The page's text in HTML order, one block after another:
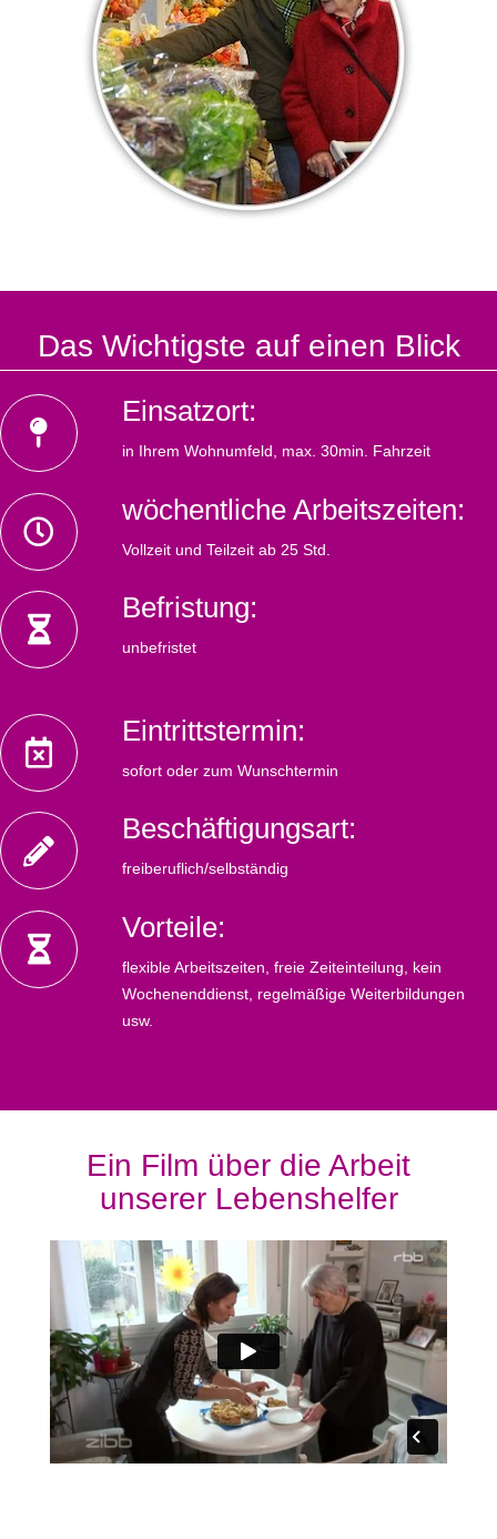
Das Wichtigste auf einen Blick
Einsatzort:
in Ihrem Wohnumfeld, max. 30min. Fahrzeit
wöchentliche Arbeitszeiten:
Vollzeit und Teilzeit ab 25 Std.
Befristung:
unbefristet
Eintrittstermin:
sofort oder zum Wunschtermin
Beschäftigungsart:
freiberuflich/selbständig
Vorteile:
flexible Arbeitszeiten, freie Zeiteinteilung, kein
Wochenenddienst, regelmäßige Weiterbildungen
usw.
Ein Film über die Arbeit
unserer Lebenshelfer